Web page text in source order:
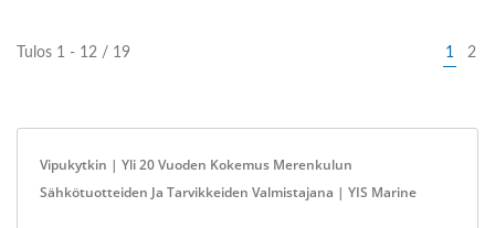
Tulos 1 - 12 / 19 1 2
Vipukytkin | Yli 20 Vuoden Kokemus Merenkulun
Sähkötuotteiden Ja Tarvikkeiden Valmistajana | YIS Marine